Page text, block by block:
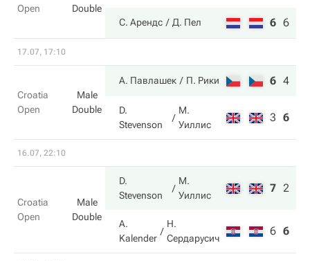
Open
Double
С. Арендс Д. Пел 6 6
17.07, 17:10
Croatia
Open
Male
Double
А. Павлашек П. Рики 6 4
D.
Stevenson
М.
Уиллис
3 6
16.07, 22:10
Croatia
Open
Male
Double
D.
Stevenson
М.
Уиллис
7 2
A.
Kalender
Н.
Сердарусич
6 6